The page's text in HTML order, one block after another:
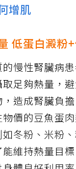
增肌
低蛋白澱粉
慢性腎臟病
足夠熱量，
造成腎臟負
價的豆魚蛋
冬粉、米粉
維持熱量目